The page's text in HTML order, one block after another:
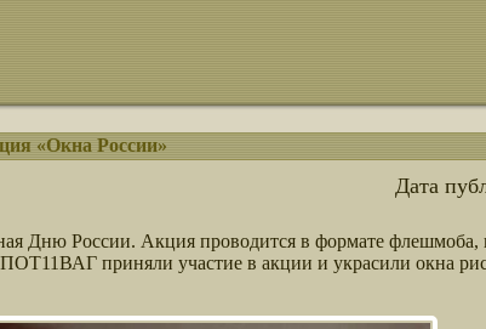
«Окна России»
Дата
Дню России. Акция проводится в формате флешмоба,
приняли участие в акции и украсили окна